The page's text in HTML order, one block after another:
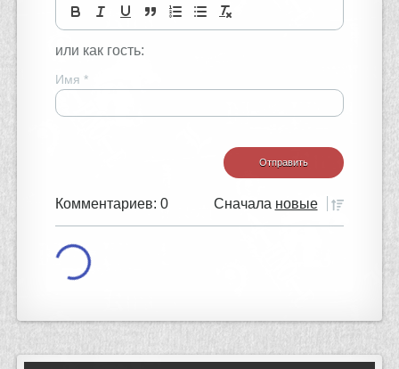
или как гость:
Имя *
Комментариев: 0 Сначала новые